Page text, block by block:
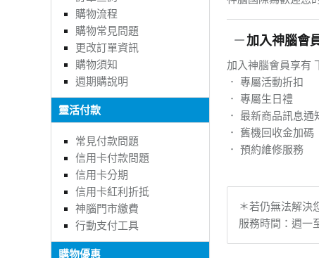
購物流程
購物常見問題
更改訂單資訊
購物須知
週期購說明
靈活付款
常見付款問題
信用卡付款問題
信用卡分期
信用卡紅利折抵
神腦門市繳費
行動支付工具
購物優惠
加入神腦會
加入神腦會員享有
． 專屬活動折扣
． 專屬生日禮
． 最新商品訊息通
． 舊機回收金加碼
． 預約維修服務
＊若仍無法解決
服務時間：週一